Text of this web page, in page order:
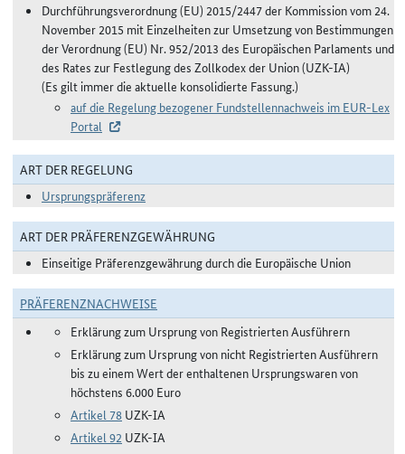
Durchführungsverordnung (EU) 2015/2447 der Kommission vom 24.
November 2015 mit Einzelheiten zur Umsetzung von Bestimmungen
der Verordnung (EU) Nr. 952/2013 des Europäischen Parlaments und
des Rates zur Festlegung des Zollkodex der Union (UZK-IA)
(Es gilt immer die aktuelle konsolidierte Fassung.)
auf die Regelung bezogener Fundstellennachweis im EUR-Lex
Portal
ART DER REGELUNG
Ursprungspräferenz
ART DER PRÄFERENZGEWÄHRUNG
Einseitige Präferenzgewährung durch die Europäische Union
PRÄFERENZNACHWEISE
Erklärung zum Ursprung von Registrierten Ausführern
Erklärung zum Ursprung von nicht Registrierten Ausführern
bis zu einem Wert der enthaltenen Ursprungswaren von
höchstens 6.000 Euro
Artikel 78 UZK-IA
Artikel 92 UZK-IA